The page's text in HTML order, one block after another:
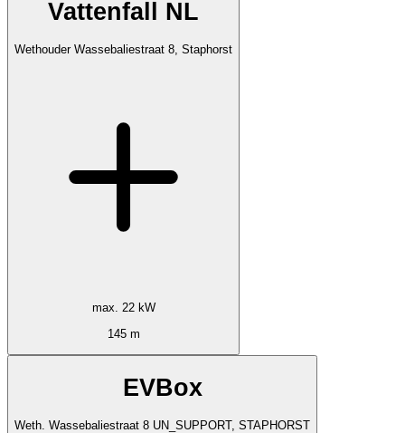
Vattenfall NL
Wethouder Wassebaliestraat 8, Staphorst
max. 22 kW
145 m
EVBox
Weth. Wassebaliestraat 8 UN_SUPPORT, STAPHORST